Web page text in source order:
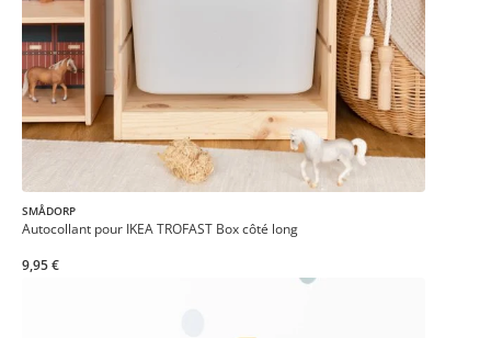
SMÅDORP
Autocollant pour IKEA TROFAST Box côté long
9,95 €